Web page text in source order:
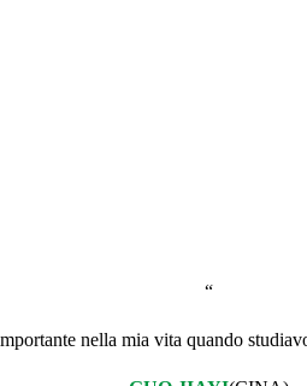
“
nella mia vita quando